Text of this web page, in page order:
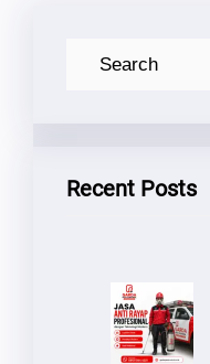
Recent Posts